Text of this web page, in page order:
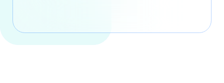
Как мы работаем